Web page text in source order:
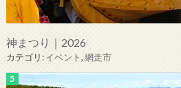
神まつり｜2026
カテゴリ:イベント,網走市